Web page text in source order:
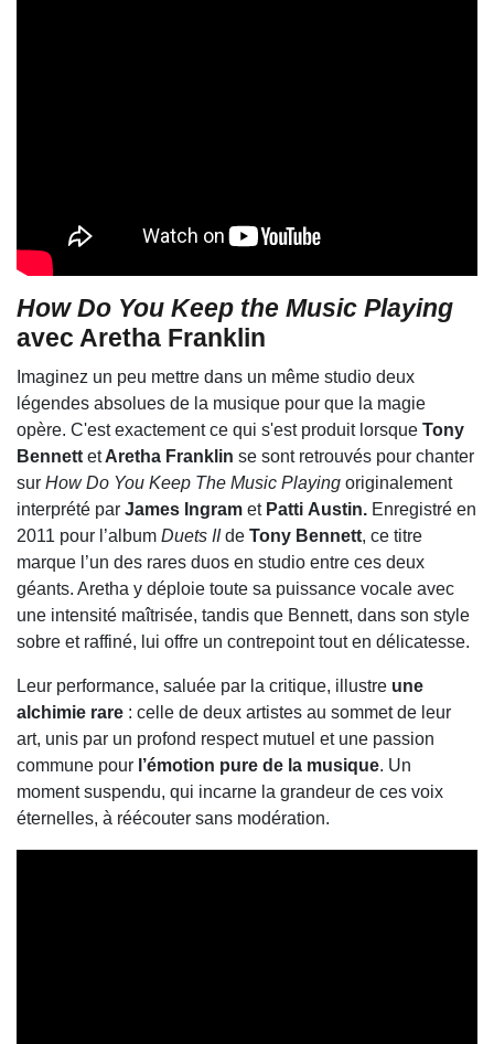
How Do You Keep the Music Playing
avec Aretha Franklin
Imaginez un peu mettre dans un même studio deux
légendes absolues de la musique pour que la magie
opère. C'est exactement ce qui s'est produit lorsque Tony
Bennett etAretha Franklin se sont retrouvés pour chanter
sur How Do You Keep The Music Playing originalement
interprété par James Ingram et Patti Austin. Enregistré en
2011 pour l’album Duets IIde Tony Bennett, ce titre
marque l’un des rares duos en studio entre ces deux
géants. Aretha y déploie toute sa puissance vocale avec
une intensité maîtrisée, tandis que Bennett, dans son style
sobre et raffiné, lui offre un contrepoint tout en délicatesse.
Leur performance, saluée par la critique, illustre une
alchimie rare : celle de deux artistes au sommet de leur
art, unis par un profond respect mutuel et une passion
commune pour l’émotion pure de la musique. Un
moment suspendu, qui incarne la grandeur de ces voix
éternelles, à réécouter sans modération.